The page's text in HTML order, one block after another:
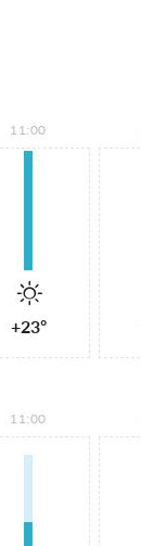
11:00
+23°
11:00